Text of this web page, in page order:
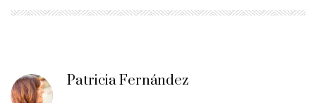
Patricia Fernández